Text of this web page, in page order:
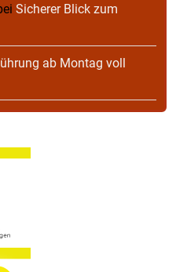
Sicherer Blick zum
ab Montag voll